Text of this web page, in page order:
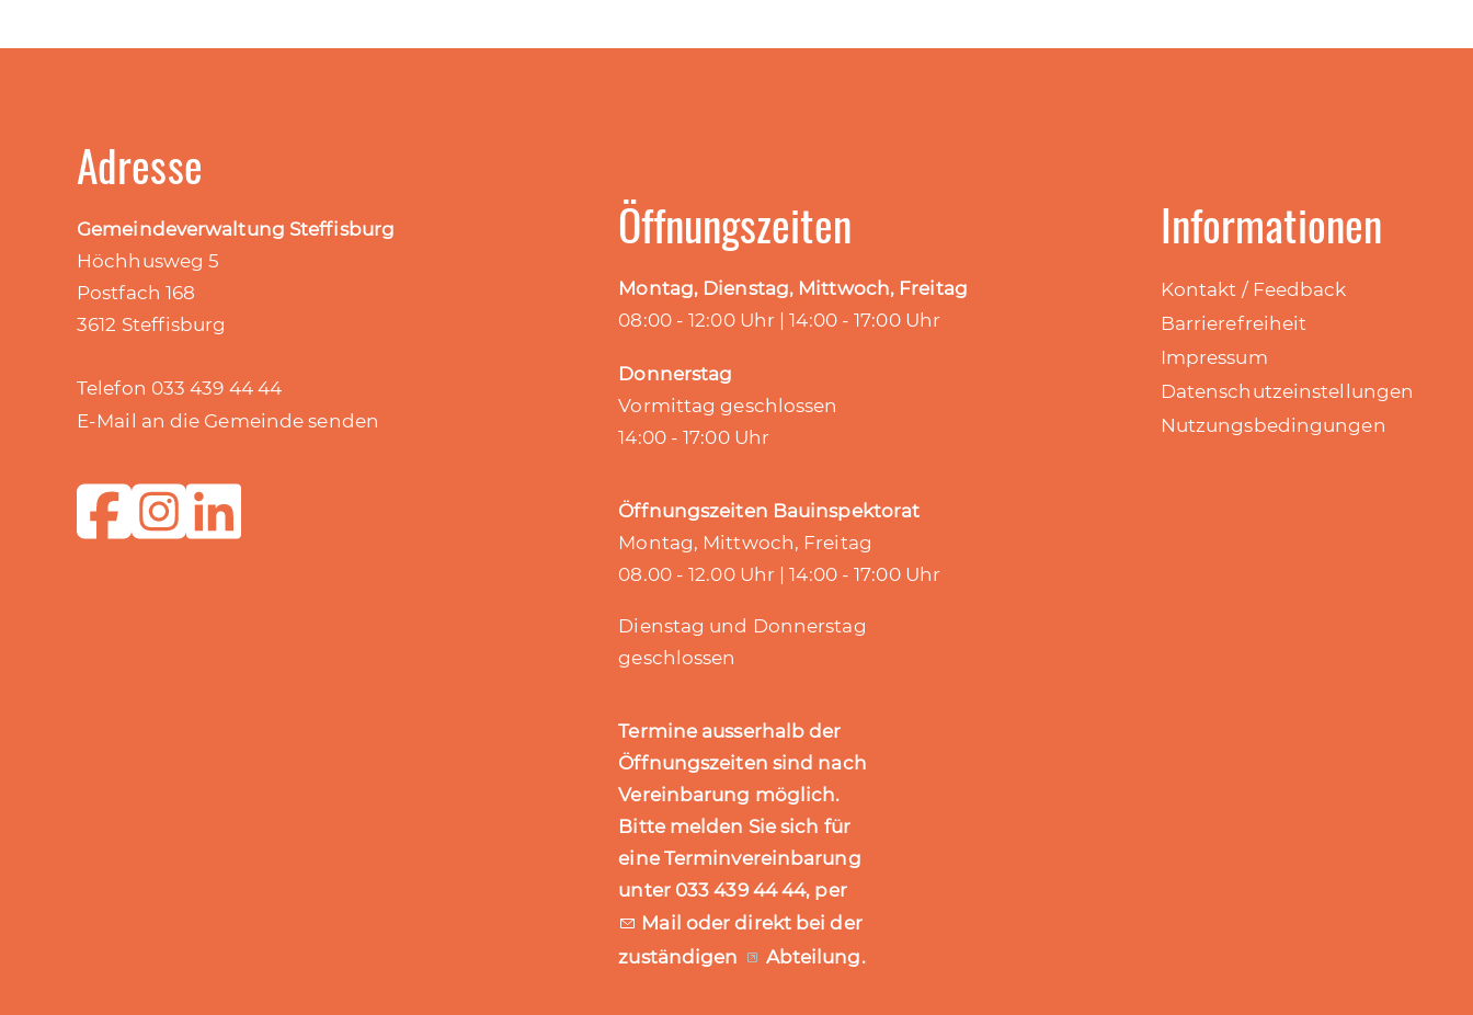
Adresse
Gemeindeverwaltung Steffisburg
Höchhusweg 5
Postfach 168
3612 Steffisburg
Telefon 033 439 44 44
E-Mail an die Gemeinde senden
Öffnungszeiten
Montag, Dienstag, Mittwoch, Freitag
08:00 - 12:00 Uhr | 14:00 - 17:00 Uhr
Donnerstag
Vormittag geschlossen
14:00 - 17:00 Uhr
Öffnungszeiten Bauinspektorat
Montag, Mittwoch, Freitag
08.00 - 12.00 Uhr | 14:00 - 17:00 Uhr
Dienstag und Donnerstag
geschlossen
Termine ausserhalb der
Öffnungszeiten sind nach
Vereinbarung möglich.
Bitte melden Sie sich für
eine Terminvereinbarung
unter 033 439 44 44, per
Mail oder direkt bei der
zuständigen
Abteilung.
Informationen
Kontakt / Feedback
Barrierefreiheit
Impressum
Datenschutzeinstellungen
Nutzungsbedingungen